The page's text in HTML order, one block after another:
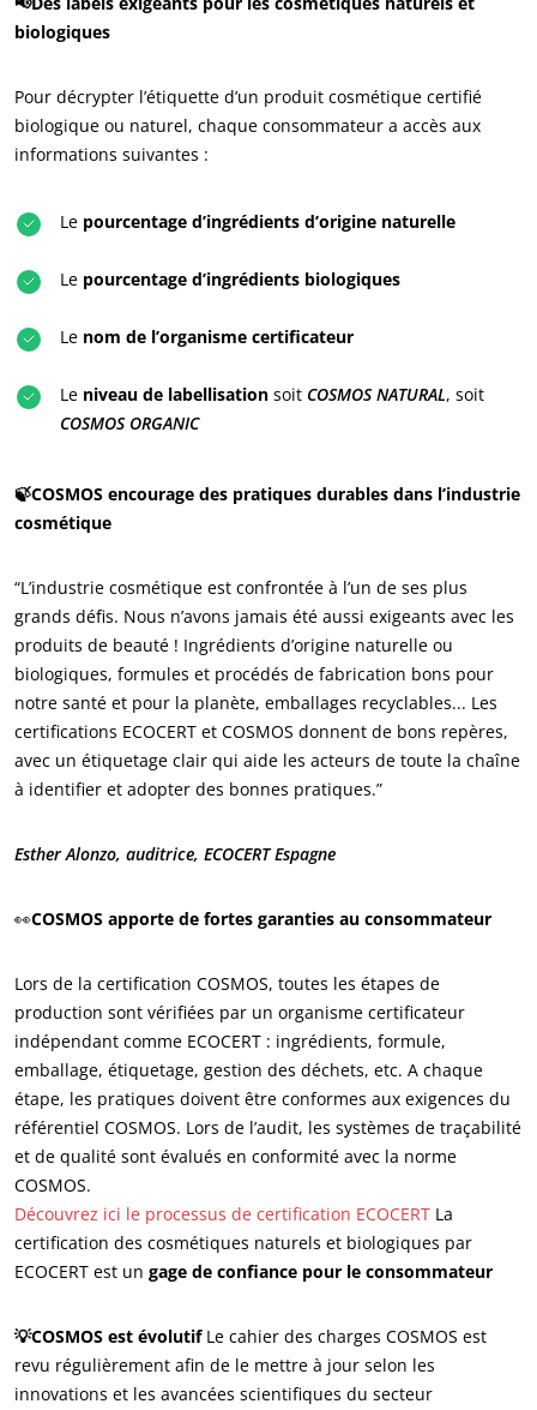
Agroalimentaire
Cosmétique
Textile
Produits de la maison
biologiques
Pour décrypter l’étiquette d’un produit cosmétique certifié
biologique ou naturel, chaque consommateur a accès aux
informations suivantes :
Le pourcentage d’ingrédients d’origine naturelle
Le pourcentage d’ingrédients biologiques
Le nom de l’organisme certificateur
Le niveau de labellisation soit COSMOS NATURAL, soit
COSMOS ORGANIC
🍃COSMOS encourage des pratiques durables dans l’industrie
cosmétique
“L’industrie cosmétique est confrontée à l’un de ses plus
grands défis. Nous n’avons jamais été aussi exigeants avec les
produits de beauté ! Ingrédients d’origine naturelle ou
biologiques, formules et procédés de fabrication bons pour
notre santé et pour la planète, emballages recyclables... Les
certifications ECOCERT et COSMOS donnent de bons repères,
avec un étiquetage clair qui aide les acteurs de toute la chaîne
à identifier et adopter des bonnes pratiques.”
Esther Alonzo, auditrice, ECOCERT Espagne
👀COSMOS apporte de fortes garanties au consommateur
Lors de la certification COSMOS, toutes les étapes de
production sont vérifiées par un organisme certificateur
indépendant comme ECOCERT : ingrédients, formule,
emballage, étiquetage, gestion des déchets, etc. A chaque
étape, les pratiques doivent être conformes aux exigences du
référentiel COSMOS. Lors de l’audit, les systèmes de traçabilité
et de qualité sont évalués en conformité avec la norme
COSMOS.
Découvrez ici le processus de certification ECOCERT La
certification des cosmétiques naturels et biologiques par
ECOCERT est un gage de confiance pour le consommateur
💡COSMOS est évolutif Le cahier des charges COSMOS est
revu régulièrement afin de le mettre à jour selon les
innovations et les avancées scientifiques du secteur